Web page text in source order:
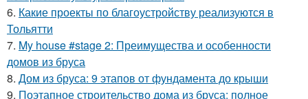
6. Какие проекты по благоустройству реализуются в
Тольятти
7. My house #stage 2: Преимущества и особенности
домов из бруса
8. Дом из бруса: 9 этапов от фундамента до крыши
9. Поэтапное строительство дома из бруса: полное